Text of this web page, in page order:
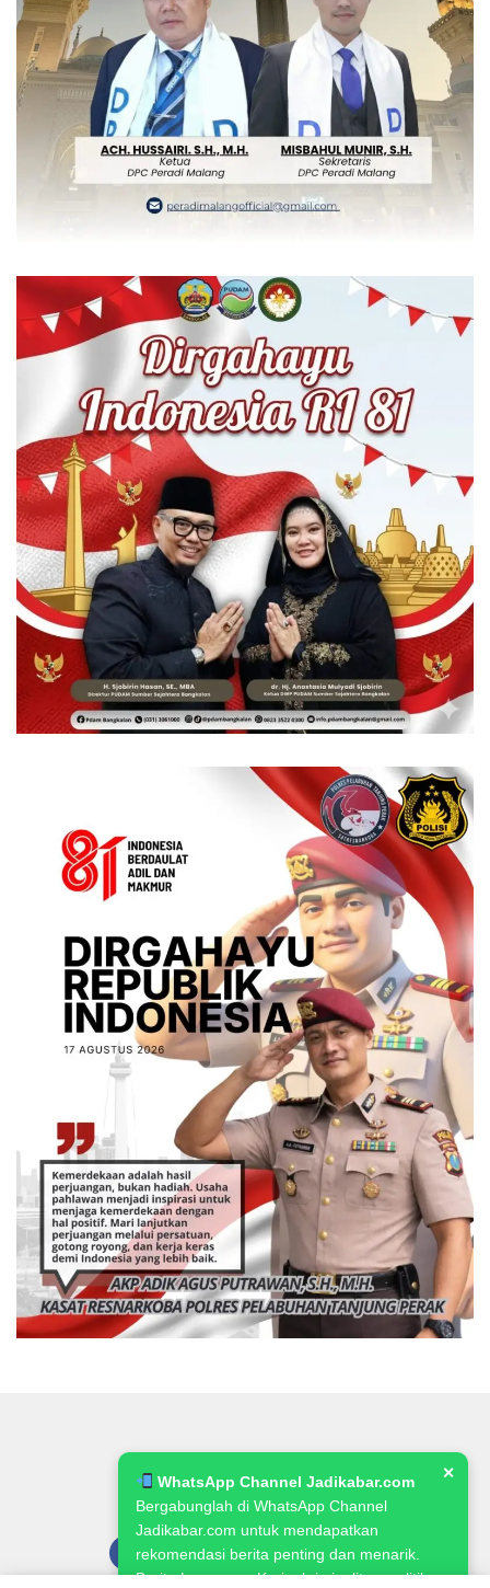
WhatsApp Channel Jadikabar.com
Bergabunglah di WhatsApp Channel
Jadikabar.com untuk mendapatkan
rekomendasi berita penting dan menarik.
Berita Lowongan Kerja, kriminalitas, politik,
✕